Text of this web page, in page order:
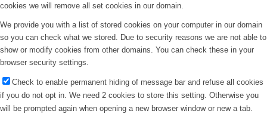
cookies we will remove all set cookies in our domain.
We provide you with a list of stored cookies on your computer in our domain
so you can check what we stored. Due to security reasons we are not able to
show or modify cookies from other domains. You can check these in your
browser security settings.
Check to enable permanent hiding of message bar and refuse all cookies
if you do not opt in. We need 2 cookies to store this setting. Otherwise you
will be prompted again when opening a new browser window or new a tab.